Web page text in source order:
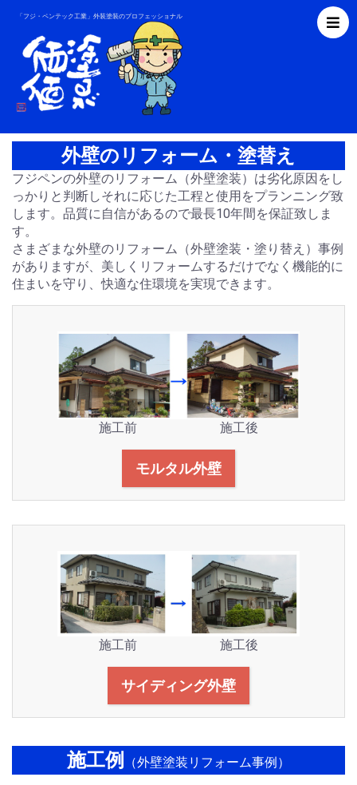
「フジ・ペンテック工業」外装塗装のプロフェッショナル
外壁のリフォーム・塗替え
フジペンの外壁のリフォーム（外壁塗装）は劣化原因をし
っかりと判断しそれに応じた工程と使用をプランニング致
します。品質に自信があるので最長10年間を保証致しま
す。
さまざまな外壁のリフォーム（外壁塗装・塗り替え）事例
がありますが、美しくリフォームするだけでなく機能的に
住まいを守り、快適な住環境を実現できます。
施工前 施工後
モルタル外壁
施工前 施工後
サイディング外壁
施工例 （外壁塗装リフォーム事例）